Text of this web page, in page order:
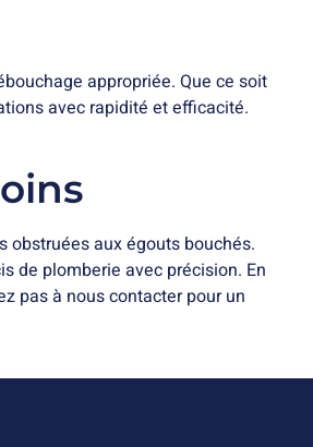
appropriée. Que ce soit
avec rapidité et efficacité.
obstruées aux égouts bouchés.
de plomberie avec précision. En
pas à nous contacter pour un